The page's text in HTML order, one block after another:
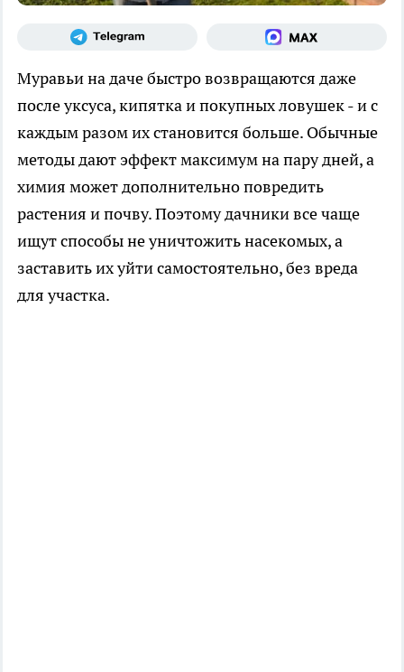
Муравьи на даче быстро возвращаются даже
после уксуса, кипятка и покупных ловушек - и с
каждым разом их становится больше. Обычные
методы дают эффект максимум на пару дней, а
химия может дополнительно повредить
растения и почву. Поэтому дачники все чаще
ищут способы не уничтожить насекомых, а
заставить их уйти самостоятельно, без вреда
для участка.